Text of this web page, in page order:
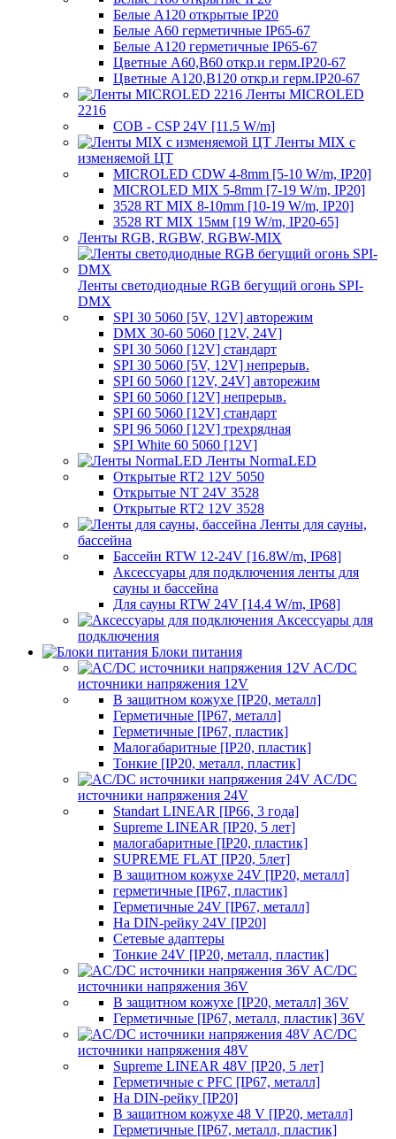
Белые A120 открытые IP20
Белые A60 герметичные IP65-67
Белые A120 герметичные IP65-67
Цветные A60,B60 откр.и герм.IP20-67
Цветные A120,B120 откр.и герм.IP20-67
Ленты MICROLED
2216
COB - CSP 24V [11.5 W/m]
Ленты MIX с
изменяемой ЦТ
MICROLED CDW 4-8mm [5-10 W/m, IP20]
MICROLED MIX 5-8mm [7-19 W/m, IP20]
3528 RT MIX 8-10mm [10-19 W/m, IP20]
3528 RT MIX 15мм [19 W/m, IP20-65]
Ленты RGB, RGBW, RGBW-MIX
Ленты светодиодные RGB бегущий огонь SPI-
DMX
SPI 30 5060 [5V, 12V] авторежим
DMX 30-60 5060 [12V, 24V]
SPI 30 5060 [12V] стандарт
SPI 30 5060 [5V, 12V] непрерыв.
SPI 60 5060 [12V, 24V] авторежим
SPI 60 5060 [12V] непрерыв.
SPI 60 5060 [12V] стандарт
SPI 96 5060 [12V] трехрядная
SPI White 60 5060 [12V]
Ленты NormaLED
Открытые RT2 12V 5050
Открытые NT 24V 3528
Открытые RT2 12V 3528
Ленты для сауны,
бассейна
Бассейн RTW 12-24V [16.8W/m, IP68]
Аксессуары для подключения ленты для
сауны и бассейна
Для сауны RTW 24V [14.4 W/m, IP68]
Аксессуары для
подключения
Блоки питания
AC/DC
источники напряжения 12V
В защитном кожухе [IP20, металл]
Герметичные [IP67, металл]
Герметичные [IP67, пластик]
Малогабаритные [IP20, пластик]
Тонкие [IP20, металл, пластик]
AC/DC
источники напряжения 24V
Standart LINEAR [IP66, 3 года]
Supreme LINEAR [IP20, 5 лет]
малогабаритные [IP20, пластик]
SUPREME FLAT [IP20, 5лет]
В защитном кожухе 24V [IP20, металл]
герметичные [IP67, пластик]
Герметичные 24V [IP67, металл]
На DIN-рейку 24V [IP20]
Сетевые адаптеры
Тонкие 24V [IP20, металл, пластик]
AC/DC
источники напряжения 36V
В защитном кожухе [IP20, металл] 36V
Герметичные [IP67, металл, пластик] 36V
AC/DC
источники напряжения 48V
Supreme LINEAR 48V [IP20, 5 лет]
Герметичные с PFC [IP67, металл]
На DIN-рейку [IP20]
В защитном кожухе 48 V [IP20, металл]
Герметичные [IP67, металл, пластик]